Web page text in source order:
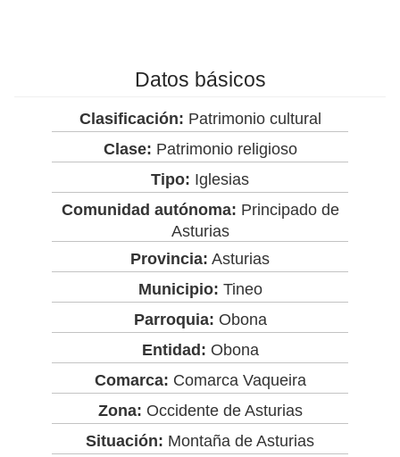
Datos básicos
Clasificación: Patrimonio cultural
Clase: Patrimonio religioso
Tipo: Iglesias
Comunidad autónoma: Principado de
Asturias
Provincia: Asturias
Municipio: Tineo
Parroquia: Obona
Entidad: Obona
Comarca: Comarca Vaqueira
Zona: Occidente de Asturias
Situación: Montaña de Asturias